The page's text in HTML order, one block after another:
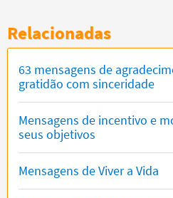
Relacionadas
63 mensagens de
gratidão com sinceridade
Mensagens de incentivo e
seus objetivos
Mensagens de Viver a Vida